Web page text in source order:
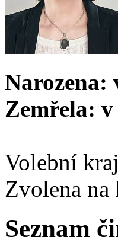
Narozena:
Zemřela: v
Volební
Zvolena na
Seznam